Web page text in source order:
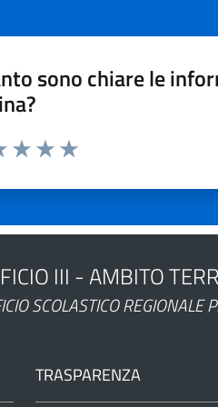
sono chiare le
III - AMBITO
SCOLASTICO REGIONALE
TRASPARENZA